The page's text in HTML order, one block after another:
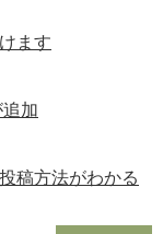
ます
加
稿方法がわかる